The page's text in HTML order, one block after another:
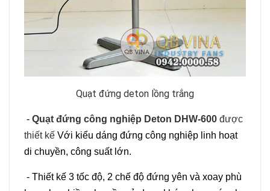
Quạt đứng deton lồng trắng
- Quạt đứng công nghiệp Deton DHW-600 được
thiết kế Với kiểu dáng đứng công nghiệp linh hoạt
di chuyền, công suất lớn.
- Thiết kế 3 tốc độ, 2 chế độ đứng yên và xoay phù